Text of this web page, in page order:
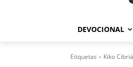
DEVOCIONAL
Etiquetas Kiko